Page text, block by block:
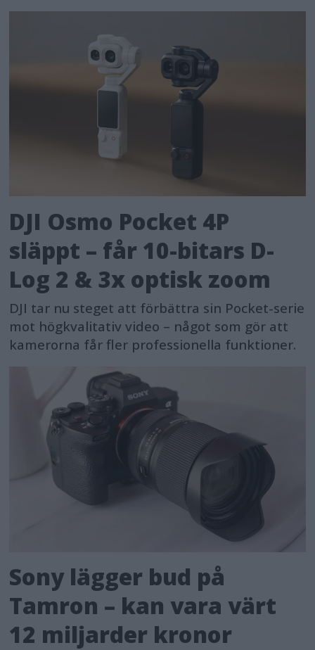
DJI Osmo Pocket 4P
släppt – får 10-bitars D-
Log 2 & 3x optisk zoom
DJI tar nu steget att förbättra sin Pocket-serie
mot högkvalitativ video – något som gör att
kamerorna får fler professionella funktioner.
Sony lägger bud på
Tamron – kan vara värt
12 miljarder kronor